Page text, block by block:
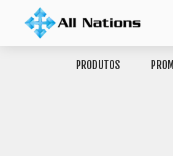
PRODUTOS